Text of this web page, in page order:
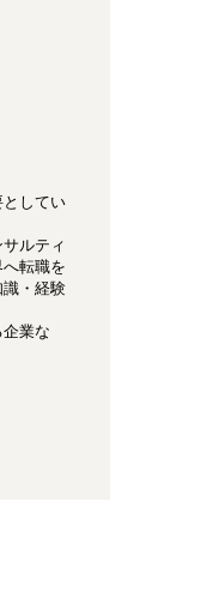
してい
ルティ
転職を
・経験
業な